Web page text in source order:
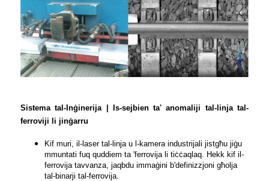
Sistema tal-Inġinerija | Is-sejbien ta' anomaliji tal-linja tal-
ferroviji li jinġarru
Kif muri, il-laser tal-linja u l-kamera industrijali jistgħu jiġu
mmuntati fuq quddiem ta 'ferrovija li tiċċaqlaq. Hekk kif il-
ferrovija tavvanza, jaqbdu immaġini b'definizzjoni għolja
tal-binarji tal-ferrovija.